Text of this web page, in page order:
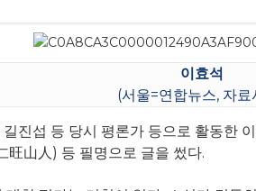
이효석
(서울=연합뉴스, 자료
진섭 등 당시 평론가 등으로 활동한
旺山人) 등 필명으로 글을 썼다.